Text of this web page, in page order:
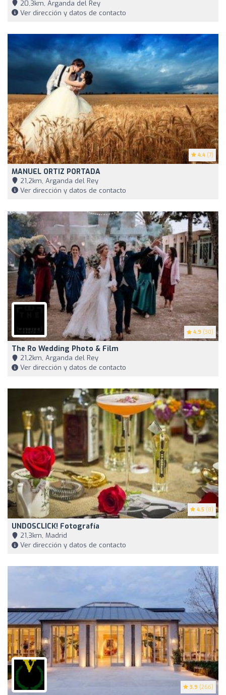
20,3km, Arganda del Rey
Ver dirección y datos de contacto
4.4 (7)
MANUEL ORTIZ PORTADA
21,2km, Arganda del Rey
Ver dirección y datos de contacto
4.9 (30)
The Ro Wedding Photo & Film
21,2km, Arganda del Rey
Ver dirección y datos de contacto
4.5 (8)
UNDOSCLICK! Fotografía
21,3km, Madrid
Ver dirección y datos de contacto
3.9 (266)